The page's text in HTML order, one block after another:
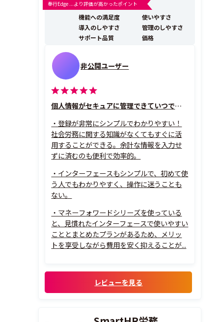
運営するマネーフォワードの主要メンバーは金融機関出
身者から構成されています。 経験豊富なプロが運用する
万全の体制で、安心・安全のマイナンバー管理サー...
奉行Edge ...より評価が高かったポイント
機能への満足度
使いやすさ
導入のしやすさ
管理のしやすさ
サポート品質
価格
非公開ユーザー
個人情報がセキュアに管理できていつでもどこも確認できる
・登録が非常にシンプルでわかりやすい！
社会労務に関する知識がなくてもすぐに活
用することができる。余計な情報を入力せ
ずに済むのも便利で効率的。
・インターフェースもシンプルで、初めて使
う人でもわかりやすく、操作に迷うことも
ない。
・マネーフォワードシリーズを使っている
と、見慣れたインターフェースで使いやすい
こととまとめたプランがあるため、メリッ
トを享受しながら費用を安く抑えることが...
レビューを見る